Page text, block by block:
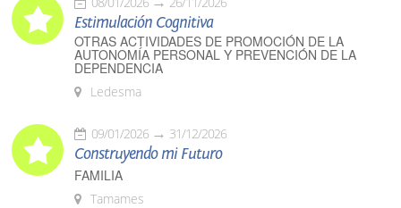
Estimulación Cognitiva
OTRAS ACTIVIDADES DE PROMOCIÓN DE LA
AUTONOMÍA PERSONAL Y PREVENCIÓN DE LA
DEPENDENCIA
Ledesma
09/01/2026 31/12/2026
Construyendo mi Futuro
FAMILIA
Tamames